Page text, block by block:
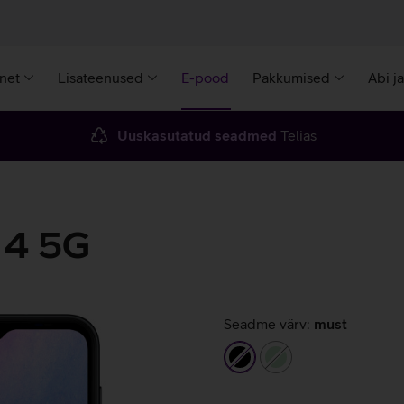
Lisateenused E-pood Pakkumised Abi
Uuskasutatud seadmed Telias
5G
Seadme värv: must
must
heleroheline